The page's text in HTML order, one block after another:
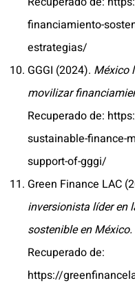
financiamiento-
estrategias/
GGGI (2024). México
movilizar
Recuperado de:
sustainable-finance-
support-of-gggi/
Green Finance LAC
inversionista líder en
sostenible en México.
Recuperado de:
https://